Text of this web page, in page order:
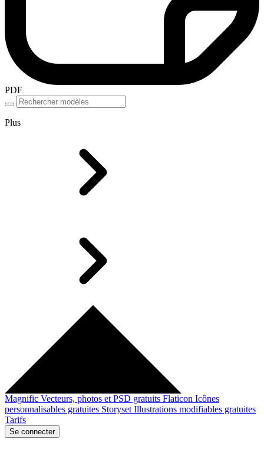
PDF
Plus
Magnific Vecteurs, photos et PSD gratuits Flaticon Icônes
personnalisables gratuites Storyset Illustrations modifiables gratuites
Tarifs
Se connecter